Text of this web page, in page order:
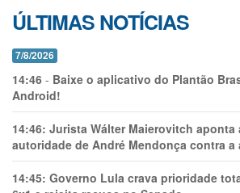
ÚLTIMAS NOTÍCIAS
7/8/2026
14:46 - Baixe o aplicativo do Plantão
Android!
14:46: Jurista Wálter Maierovitch aponta
autoridade de André Mendonça contra a
14:45: Governo Lula crava prioridade